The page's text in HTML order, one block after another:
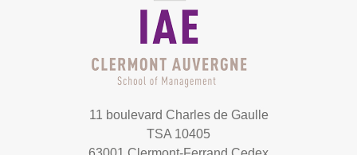
11 boulevard Charles de Gaulle
TSA 10405